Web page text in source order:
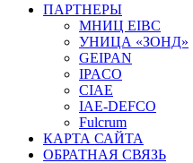
ПАРТНЕРЫ
МНИЦ EIBC
УНИЦА «ЗОНД»
GEIPAN
IPACO
CIAE
IAE-DEFCO
Fulcrum
КАРТА САЙТА
ОБРАТНАЯ СВЯЗЬ